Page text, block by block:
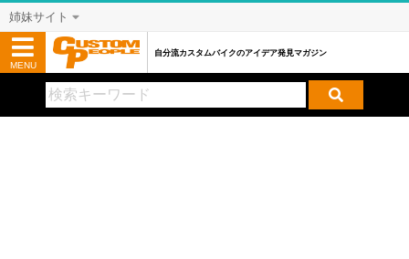
姉妹サイト
MENU
自分流カスタムバイクのアイデア発見マガジン